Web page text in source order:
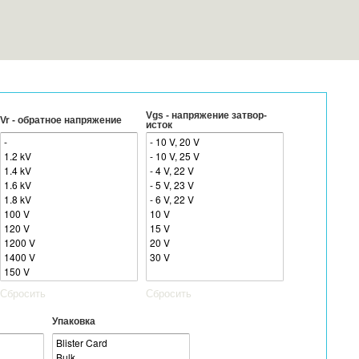
Vr - обратное напряжение
Сбросить
Vgs - напряжение затвор-
исток
Сбросить
Упаковка